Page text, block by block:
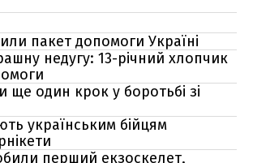
пакет допомоги Україні
недугу: 13-річний хлопчик
ще один крок у боротьбі зі
українським бійцям
перший екзоскелет,